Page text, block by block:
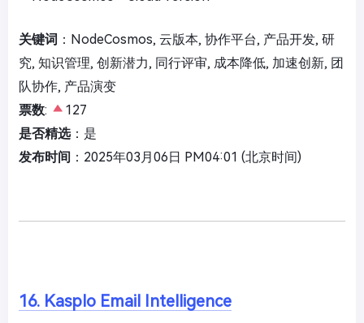
关键词 ：NodeCosmos, 云版本, 协作平台, 产品开发, 研
究, 知识管理, 创新潜力, 同行评审, 成本降低, 加速创新, 团
队协作, 产品演变
票数:
127
是否精选：是
发布时间 ：2025年03月06日 PM04:01 (北京时间)
16. Kasplo Email Intelligence